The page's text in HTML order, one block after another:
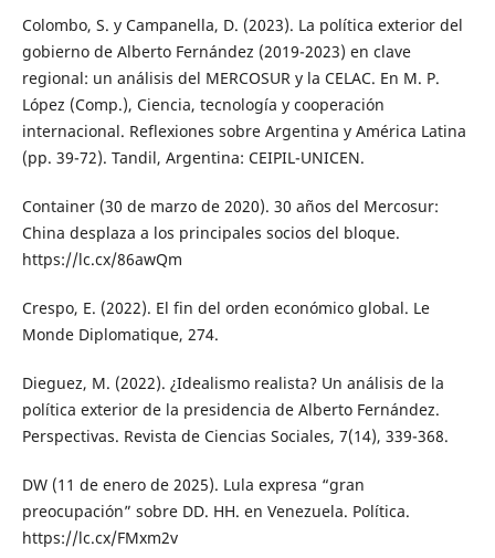
Colombo, S. y Campanella, D. (2023). La política exterior del
gobierno de Alberto Fernández (2019-2023) en clave
regional: un análisis del MERCOSUR y la CELAC. En M. P.
López (Comp.), Ciencia, tecnología y cooperación
internacional. Reflexiones sobre Argentina y América Latina
(pp. 39-72). Tandil, Argentina: CEIPIL-UNICEN.
Container (30 de marzo de 2020). 30 años del Mercosur:
China desplaza a los principales socios del bloque.
https://lc.cx/86awQm
Crespo, E. (2022). El fin del orden económico global. Le
Monde Diplomatique, 274.
Dieguez, M. (2022). ¿Idealismo realista? Un análisis de la
política exterior de la presidencia de Alberto Fernández.
Perspectivas. Revista de Ciencias Sociales, 7(14), 339-368.
DW (11 de enero de 2025). Lula expresa “gran
preocupación” sobre DD. HH. en Venezuela. Política.
https://lc.cx/FMxm2v